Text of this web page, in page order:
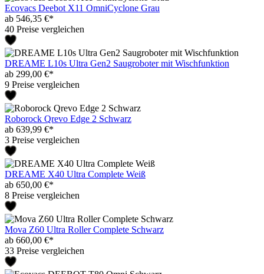
Ecovacs Deebot X11 OmniCyclone Grau
ab 546,35 €*
40 Preise vergleichen
DREAME L10s Ultra Gen2 Saugroboter mit Wischfunktion
ab 299,00 €*
9 Preise vergleichen
Roborock Qrevo Edge 2 Schwarz
ab 639,99 €*
3 Preise vergleichen
DREAME X40 Ultra Complete Weiß
ab 650,00 €*
8 Preise vergleichen
Mova Z60 Ultra Roller Complete Schwarz
ab 660,00 €*
33 Preise vergleichen